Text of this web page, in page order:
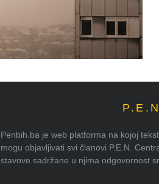
Penbih.ba je web platforma na kojoj
mogu objavljivati svi članovi P.E.N.
stavove sadržane u njima odgovornost